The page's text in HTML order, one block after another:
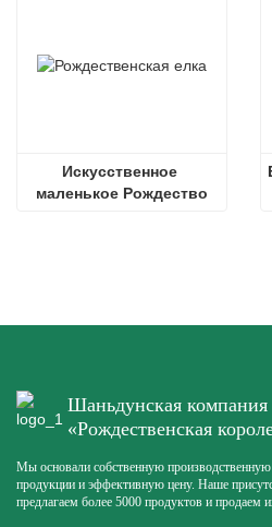
Искусственное
маленькое Рождество
Шаньдунская компания
«Рождественская
Мы основали собственную
продукции и эффективную цену. Наше
предлагаем более 5000 продуктов и продаем